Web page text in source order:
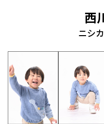
西
ニシ